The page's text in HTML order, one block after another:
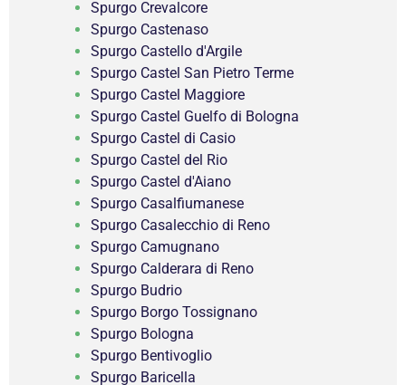
Spurgo Crevalcore
Spurgo Castenaso
Spurgo Castello d'Argile
Spurgo Castel San Pietro Terme
Spurgo Castel Maggiore
Spurgo Castel Guelfo di Bologna
Spurgo Castel di Casio
Spurgo Castel del Rio
Spurgo Castel d'Aiano
Spurgo Casalfiumanese
Spurgo Casalecchio di Reno
Spurgo Camugnano
Spurgo Calderara di Reno
Spurgo Budrio
Spurgo Borgo Tossignano
Spurgo Bologna
Spurgo Bentivoglio
Spurgo Baricella